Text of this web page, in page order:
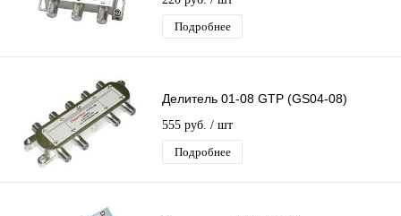
Подробнее
Делитель 01-08 GTP (GS04-08)
555 руб. / шт
Подробнее